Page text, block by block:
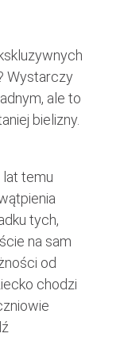
Wystarczy
ale to
bielizny.
lat temu
tych,
na sam
od
chodzi